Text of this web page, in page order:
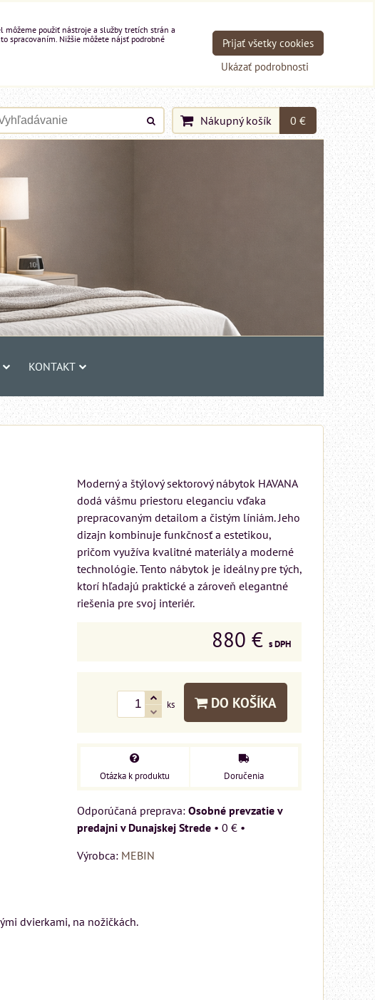
Nákupný košík 0 €
KONTAKT
Moderný a štýlový sektorový nábytok HAVANA
dodá vášmu priestoru eleganciu vďaka
prepracovaným detailom a čistým líniám. Jeho
dizajn kombinuje funkčnosť a estetikou,
pričom využíva kvalitné materiály a moderné
technológie. Tento nábytok je ideálny pre tých,
ktorí hľadajú praktické a zároveň elegantné
riešenia pre svoj interiér.
880 € s DPH
ks DO KOŠÍKA
Otázka k produktu Doručenia
Osobné prevzatie v
predajni v Dunajskej Strede • 0 € •
Výrobca: MEBIN
dvierkami, na nožičkách.
použiť nástroje a služby tretích strán a
spracovaním. Nižšie môžete nájsť podrobné
Ukázať podrobnosti
Prijať všetky cookies